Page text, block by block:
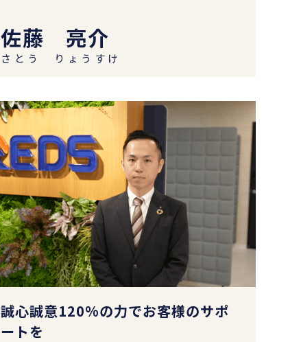
佐藤 亮介
さとう りょうすけ
誠心誠意120%の力でお客様のサポ
ートを